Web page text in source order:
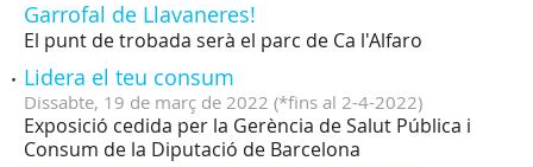
Garrofal de Llavaneres!
El punt de trobada serà el parc de Ca l'Alfaro
Lidera el teu consum
Dissabte, 19 de març de 2022 (*fins al 2-4-2022)
Exposició cedida per la Gerència de Salut Pública i
Consum de la Diputació de Barcelona